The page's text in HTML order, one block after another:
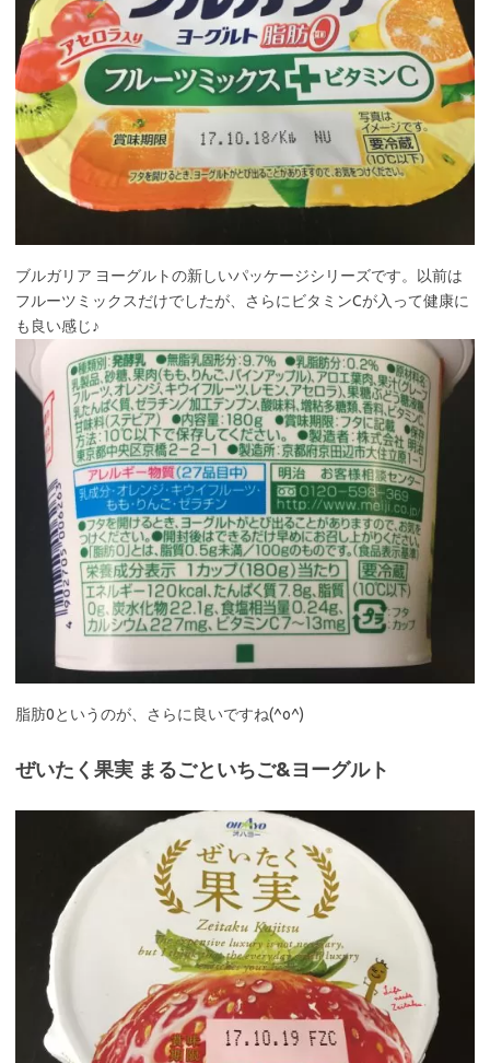
ブルガリア ヨーグルトの新しいパッケージシリーズです。以前は
フルーツミックスだけでしたが、さらにビタミンCが入って健康に
も良い感じ♪
脂肪0というのが、さらに良いですね(^o^)
ぜいたく果実 まるごといちご&ヨーグルト